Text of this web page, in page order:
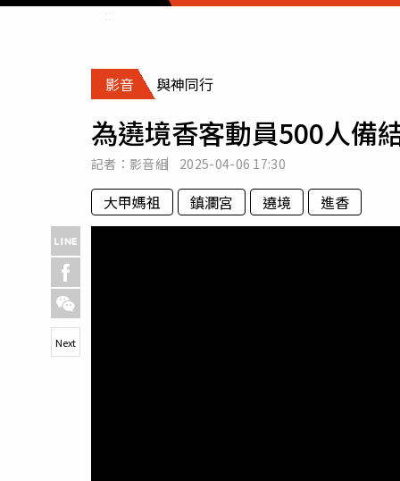
時事
調查
即時
熱線
專欄
影音 與神同行
為遶境香客動員500人備
記者：影音組 2025-04-06 17:30
大甲媽祖 鎮瀾宮 遶境 進香
Next